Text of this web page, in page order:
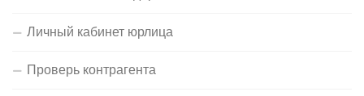
Личный кабинет юрлица
Проверь контрагента